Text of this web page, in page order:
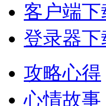
客户端下
登录器下
攻略心得
心情故事